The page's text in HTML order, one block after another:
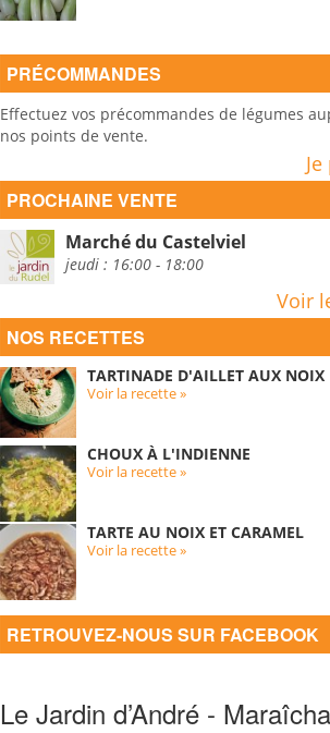
PRÉCOMMANDES
Effectuez vos précommandes de légumes
nos points de vente.
PROCHAINE VENTE
Marché du Castelviel
jeudi : 16:00 - 18:00
Voir
NOS RECETTES
TARTINADE D'AILLET AUX NOIX
Voir la recette »
CHOUX À L'INDIENNE
Voir la recette »
TARTE AU NOIX ET CARAMEL
Voir la recette »
RETROUVEZ-NOUS SUR FACEBOOK
Le Jardin d’André -